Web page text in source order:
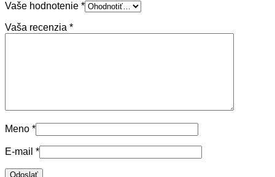
Vaše hodnotenie *
Vaša recenzia *
Meno *
E-mail *